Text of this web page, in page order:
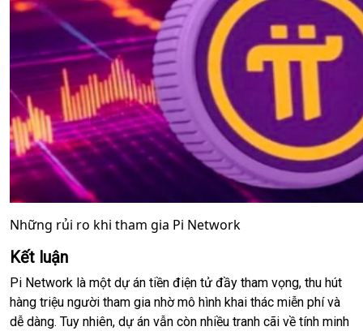
Những rủi ro khi tham gia Pi Network
Kết luận
Pi Network là một dự án tiền điện tử đầy tham vọng, thu hút
hàng triệu người tham gia nhờ mô hình khai thác miễn phí và
dễ dàng. Tuy nhiên, dự án vẫn còn nhiều tranh cãi về tính minh